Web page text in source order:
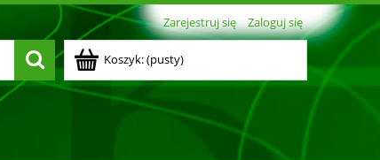
Zarejestruj się Zaloguj się
Koszyk:(pusty)